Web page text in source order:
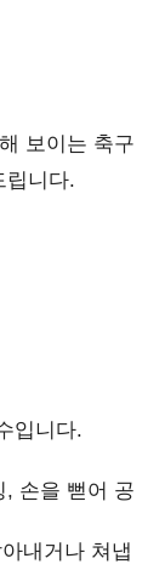
보이는 축구
립니다.
입니다.
, 손을 뻗어 공
내거나 쳐냅